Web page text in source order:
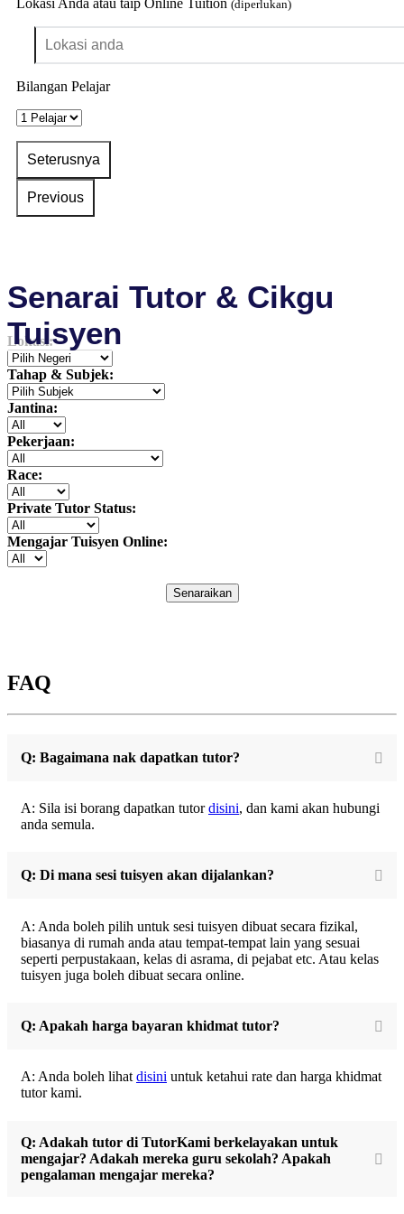
(diperlukan)
Bilangan Pelajar
Senarai Tutor & Cikgu
Tuisyen
Lokasi:
Tahap & Subjek:
Jantina:
Pekerjaan:
Race:
Private Tutor Status:
Mengajar Tuisyen Online:
Senaraikan
FAQ
Q: Bagaimana nak dapatkan tutor?
A: Sila isi borang dapatkan tutordisini, dan kami akan hubungi
anda semula.
Q: Di mana sesi tuisyen akan dijalankan?
A: Anda boleh pilih untuk sesi tuisyen dibuat secara fizikal,
biasanya di rumah anda atau tempat-tempat lain yang sesuai
seperti perpustakaan, kelas di asrama, di pejabat etc. Atau kelas
tuisyen juga boleh dibuat secara online.
Q: Apakah harga bayaran khidmat tutor?
A: Anda boleh lihat disini untuk ketahui rate dan harga khidmat
tutor kami.
Q: Adakah tutor di TutorKami berkelayakan untuk
mengajar? Adakah mereka guru sekolah? Apakah
pengalaman mengajar mereka?